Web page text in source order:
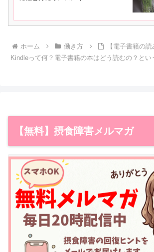
ホーム 働き方
【電子書籍の
Kindleって何？電子書籍の本はどう読むの？とい
【無料】摂食障害メルマガ